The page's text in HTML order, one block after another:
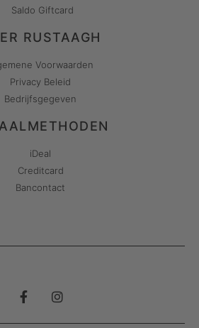
Saldo Giftcard
RUSTAAGH
Voorwaarden
Privacy Beleid
Bedrijfsgegeven
iDeal
Creditcard
Bancontact